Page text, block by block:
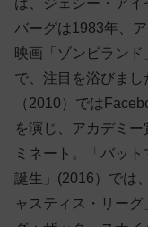
は、ジェシー・ア
バーグは1983年、
映画「ゾンビラン
で、注目を浴びまし
（2010）では
を演じ、アカデミ
ミネート。「バッ
誕生」(2016）では
ャスティス・リー